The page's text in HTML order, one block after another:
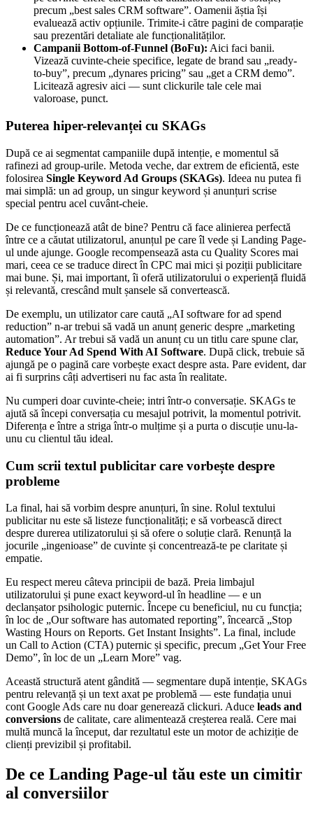
precum „best sales CRM software”. Oamenii ăștia își
evaluează activ opțiunile. Trimite-i către pagini de comparație
sau prezentări detaliate ale funcționalităților.
Campanii Bottom-of-Funnel (BoFu): Aici faci banii.
Vizează cuvinte-cheie specifice, legate de brand sau „ready-
to-buy”, precum „dynares pricing” sau „get a CRM demo”.
Licitează agresiv aici — sunt clickurile tale cele mai
valoroase, punct.
Puterea hiper-relevanței cu SKAGs
După ce ai segmentat campaniile după intenție, e momentul să
rafinezi ad group-urile. Metoda veche, dar extrem de eficientă, este
folosirea Single Keyword Ad Groups (SKAGs). Ideea nu putea fi
mai simplă: un ad group, un singur keyword și anunțuri scrise
special pentru acel cuvânt-cheie.
De ce funcționează atât de bine? Pentru că face alinierea perfectă
între ce a căutat utilizatorul, anunțul pe care îl vede și Landing Page-
ul unde ajunge. Google recompensează asta cu Quality Scores mai
mari, ceea ce se traduce direct în CPC mai mici și poziții publicitare
mai bune. Și, mai important, îi oferă utilizatorului o experiență fluidă
și relevantă, crescând mult șansele să convertească.
De exemplu, un utilizator care caută „AI software for ad spend
reduction” n-ar trebui să vadă un anunț generic despre „marketing
automation”. Ar trebui să vadă un anunț cu un titlu care spune clar,
Reduce Your Ad Spend With AI Software. După click, trebuie să
ajungă pe o pagină care vorbește exact despre asta. Pare evident, dar
ai fi surprins câți advertiseri nu fac asta în realitate.
Nu cumperi doar cuvinte-cheie; intri într-o conversație. SKAGs te
ajută să începi conversația cu mesajul potrivit, la momentul potrivit.
Diferența e între a striga într-o mulțime și a purta o discuție unu-la-
unu cu clientul tău ideal.
Cum scrii textul publicitar care vorbește despre
probleme
La final, hai să vorbim despre anunțuri, în sine. Rolul textului
publicitar nu este să listeze funcționalități; e să vorbească direct
despre durerea utilizatorului și să ofere o soluție clară. Renunță la
jocurile „ingenioase” de cuvinte și concentrează-te pe claritate și
empatie.
Eu respect mereu câteva principii de bază. Preia limbajul
utilizatorului și pune exact keyword-ul în headline — e un
declanșator psihologic puternic. Începe cu beneficiul, nu cu funcția;
în loc de „Our software has automated reporting”, încearcă „Stop
Wasting Hours on Reports. Get Instant Insights”. La final, include
un Call to Action (CTA) puternic și specific, precum „Get Your Free
Demo”, în loc de un „Learn More” vag.
Această structură atent gândită — segmentare după intenție, SKAGs
pentru relevanță și un text axat pe problemă — este fundația unui
cont Google Ads care nu doar generează clickuri. Aduce leads and
conversions de calitate, care alimentează creșterea reală. Cere mai
multă muncă la început, dar rezultatul este un motor de achiziție de
clienți previzibil și profitabil.
De ce Landing Page-ul tău este un cimitir
al conversiilor